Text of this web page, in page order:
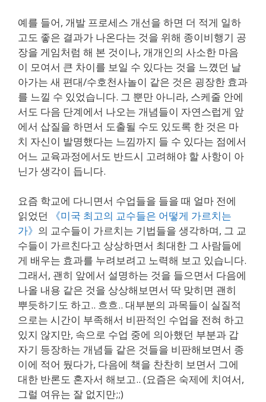
예를 들어, 개발 프로세스 개선을 하면 더 적게 일하
고도 좋은 결과가 나온다는 것을 위해 종이비행기 공
장을 게임처럼 해 본 것이나, 개개인의 사소한 마음
이 모여서 큰 차이를 보일 수 있다는 것을 느꼈던 날
아가는 새 편대/수호천사놀이 같은 것은 굉장한 효과
를 느낄 수 있었습니다. 그 뿐만 아니라, 스케줄 안에
서도 다음 단계에서 나오는 개념들이 자연스럽게 앞
에서 삽질을 하면서 도출될 수도 있도록 한 것은 마
치 자신이 발명했다는 느낌까지 들 수 있다는 점에서
어느 교육과정에서도 반드시 고려해야 할 사항이 아
닌가 생각이 듭니다.
요즘 학교에 다니면서 수업들을 들을 때 얼마 전에
읽었던
《미국 최고의 교수들은 어떻게 가르치는
가》 의 교수들이 가르치는 기법들을 생각하며, 그 교
수들이 가르친다고 상상하면서 최대한 그 사람들에
게 배우는 효과를 누려보려고 노력해 보고 있습니다.
그래서, 괜히 앞에서 설명하는 것을 들으면서 다음에
나올 내용 같은 것을 상상해보면서 딱 맞히면 괜히
뿌듯하기도 하고.. 흐흐.. 대부분의 과목들이 실질적
으로는 시간이 부족해서 비판적인 수업을 전혀 하고
있지 않지만, 속으로 수업 중에 의아했던 부분과 갑
자기 등장하는 개념들 같은 것들을 비판해보면서 종
이에 적어 뒀다가, 다음에 책을 찬찬히 보면서 그에
대한 반론도 혼자서 해보고.. (요즘은 숙제에 치여서,
그럴 여유는 잘 없지만;;)